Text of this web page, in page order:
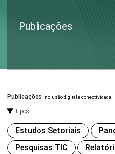
Publicações
Publicações Inclusão digital e conectividade
Tipos
Estudos Setoriais
Pesquisas TIC